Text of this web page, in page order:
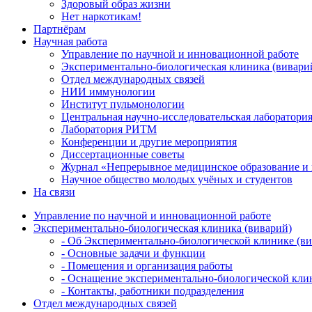
Здоровый образ жизни
Нет наркотикам!
Партнёрам
Научная работа
Управление по научной и инновационной работе
Экспериментально-биологическая клиника
Отдел международных связей
НИИ иммунологии
Институт пульмонологии
Центральная научно-исследовательская лаборатория
Лаборатория РИТМ
Конференции и другие мероприятия
Диссертационные советы
Журнал «Непрерывное медицинское образование и
Научное общество молодых учёных и студентов
На связи
Управление по научной и инновационной работе
Экспериментально-биологическая клиника (виварий)
- Об Экспериментально-биологической клинике
- Основные задачи и функции
- Помещения и организация работы
- Оснащение экспериментально-биологической
- Контакты, работники подразделения
Отдел международных связей